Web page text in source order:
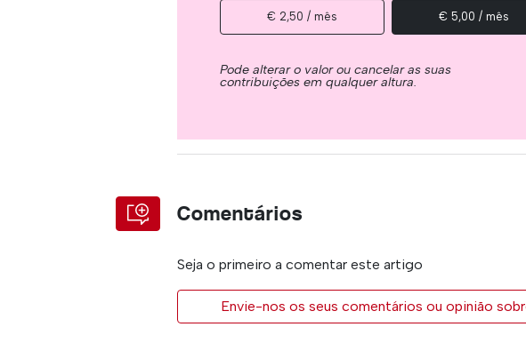
€ 2,50 / mês € 5,00 / mês
Pode alterar o valor ou cancelar as suas
contribuições em qualquer altura.
Comentários
Seja o primeiro a comentar este artigo
Envie-nos os seus comentários ou opinião